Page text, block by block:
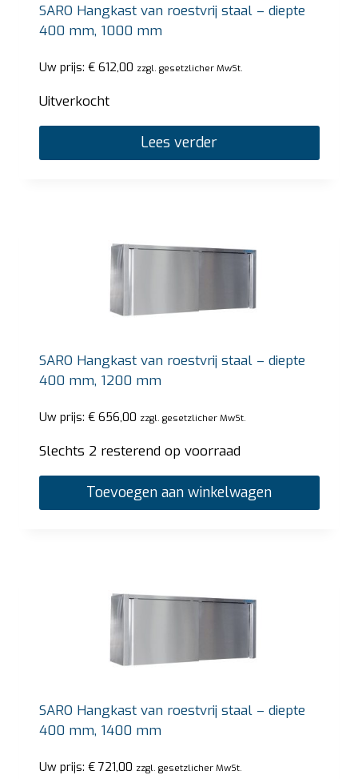
SARO Hangkast van roestvrij staal – diepte
400 mm, 1000 mm
Uw prijs: €612,00 zzgl. gesetzlicher MwSt.
Uitverkocht
Lees verder
SARO Hangkast van roestvrij staal – diepte
400 mm, 1200 mm
Uw prijs: €656,00 zzgl. gesetzlicher MwSt.
Slechts 2 resterend op voorraad
Toevoegen aan winkelwagen
SARO Hangkast van roestvrij staal – diepte
400 mm, 1400 mm
Uw prijs: €721,00 zzgl. gesetzlicher MwSt.